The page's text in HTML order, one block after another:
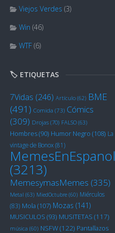
Viejos Verdes (3)
Win (46)
WTF (6)
🏷️ ETIQUETAS
7Vidas (246) Artículo (62) BME
(491) Comida (73) Cómics
(309) Drojas (70) FALSO (63)
Hombres(90) Humor Negro (108) La
vintage de Bonox(81)
MemesEnEspanol
(3213)
MemesymasMemes (335)
Metal (63) MiedOctubre (60) Miérculos
(83) Mola (107) Mozas (141)
MUSICULOS (93) MUSITETAS (117)
música (60) NSFW(122) Pantallazos